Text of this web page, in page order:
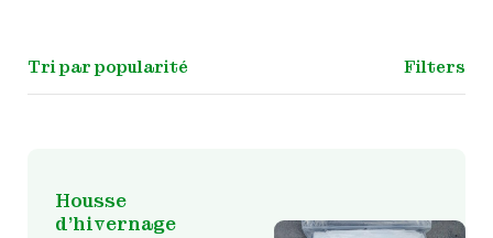
Filters
Housse
d’hivernage